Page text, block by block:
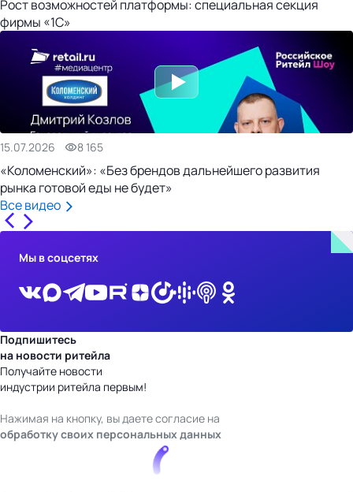
Рост возможностей платформы: специальная секция
фирмы «1С»
15.07.2026 8 165
«Коломенский»: «Без брендов дальнейшего развития
рынка готовой еды не будет»
Все видео
Мы в соцсетях
Подпишитесь
на новости ритейла
Получайте новости
индустрии ритейла первым!
Нажимая на кнопку, вы даете согласие на
обработку своих персональных данных